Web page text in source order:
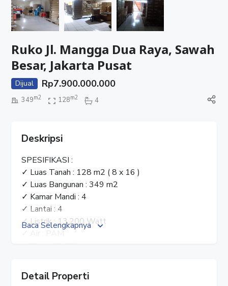
Ruko Jl. Mangga Dua Raya, Sawah
Besar, Jakarta Pusat
Dijual Rp7.900.000.000
349m2 128m2 4
Deskripsi
SPESIFIKASI :
✓ Luas Tanah : 128 m2 ( 8 x 16 )
✓ Luas Bangunan : 349 m2
✓ Kamar Mandi : 4
✓ Lantai : 4
✓ Listrik : 13.200 Watt
✓ Air : PAM
✓ Harga : Rp. 7,9 M
Baca Selengkapnya
Detail Properti